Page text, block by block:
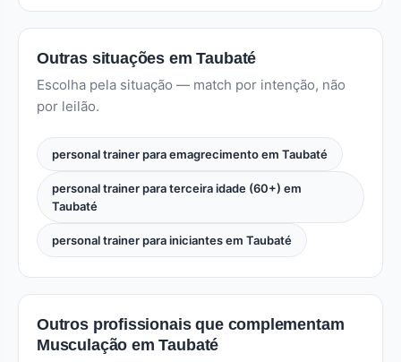
Outras situações em Taubaté
Escolha pela situação — match por intenção, não
por leilão.
personal trainer para emagrecimento em Taubaté
personal trainer para terceira idade (60+) em
Taubaté
personal trainer para iniciantes em Taubaté
Outros profissionais que complementam
Musculação em Taubaté